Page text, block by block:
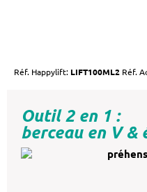
Réf. Happylift: LIFT100ML2 Réf.
Outil 2 en 1 :
berceau en V &